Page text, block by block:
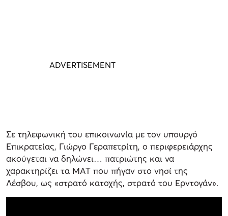
Σε τηλεφωνική του επικοινωνία με τον υπουργό
Επικρατείας, Γιώργο Γεραπετρίτη, ο περιφερειάρχης
ακούγεται να δηλώνει… πατριώτης και να
χαρακτηρίζει τα ΜΑΤ που πήγαν στο νησί της
Λέσβου, ως «στρατό κατοχής, στρατό του Ερντογάν».